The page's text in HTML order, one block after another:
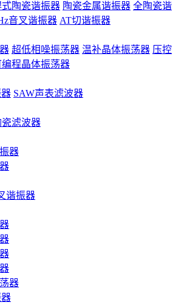
陶瓷谐振器 陶瓷金属谐振器 全陶瓷谐
音叉谐振器 AT切谐振器
超低相噪振荡器 温补晶体振荡器 压控
编程晶体振荡器
SAW声表滤波器
瓷滤波器
器
谐振器
器